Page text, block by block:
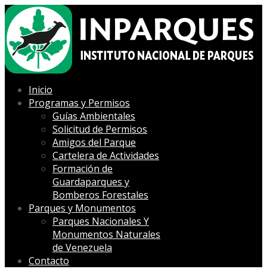
Inicio
Programas y Permisos
Guías Ambientales
Solicitud de Permisos
Amigos del Parque
Cartelera de Actividades
Formación de
Guardaparques y
Bomberos Forestales
Parques y Monumentos
Parques Nacionales Y
Monumentos Naturales
de Venezuela
Contacto